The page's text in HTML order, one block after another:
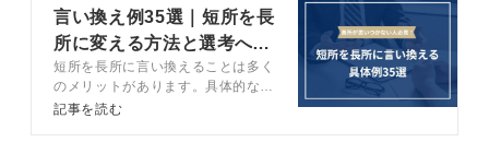
言い換え例35選｜短所を長
所に変える方法と選考への
役立て方を解説
短所を長所に言い換えることは多く
のメリットがあります。具体的なメ
リットや言い換える方法などをキャ
記事を読む